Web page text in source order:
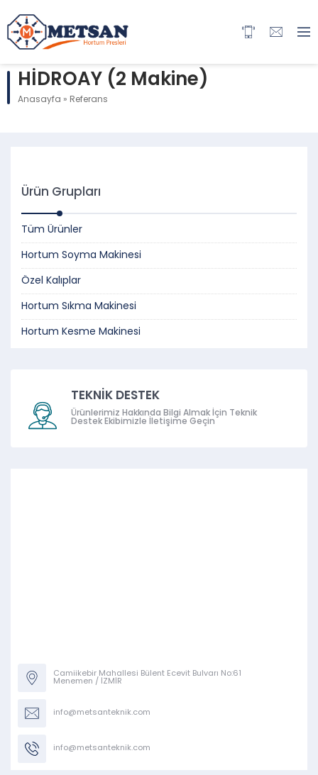
HİDROAY (2 Makine)
Anasayfa » Referans
Ürün Grupları
Tüm Ürünler
Hortum Soyma Makinesi
Özel Kalıplar
Hortum Sıkma Makinesi
Hortum Kesme Makinesi
TEKNİK DESTEK
Ürünlerimiz Hakkında Bilgi Almak İçin Teknik
Destek Ekibimizle İletişime Geçin
Camiikebir Mahallesi Bülent Ecevit Bulvarı No:61
Menemen / İZMİR
info@metsanteknik.com
info@metsanteknik.com